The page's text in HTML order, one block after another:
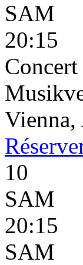
SAM
20:15
Vienna,
10
SAM
20:15
SAM